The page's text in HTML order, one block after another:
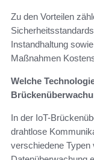
Zu den Vorteilen
Instandhaltung
Maßnahmen
Welche
In der IoT-
drahtlose
verschiedene Typen